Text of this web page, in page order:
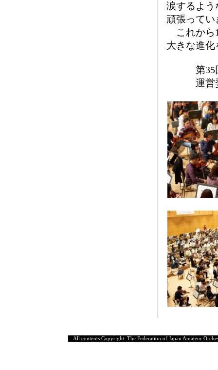
涙するよう
頑張って
これから
大きな進
第35回
運営委
All contents Copyright: The Federation of Japan Amateur